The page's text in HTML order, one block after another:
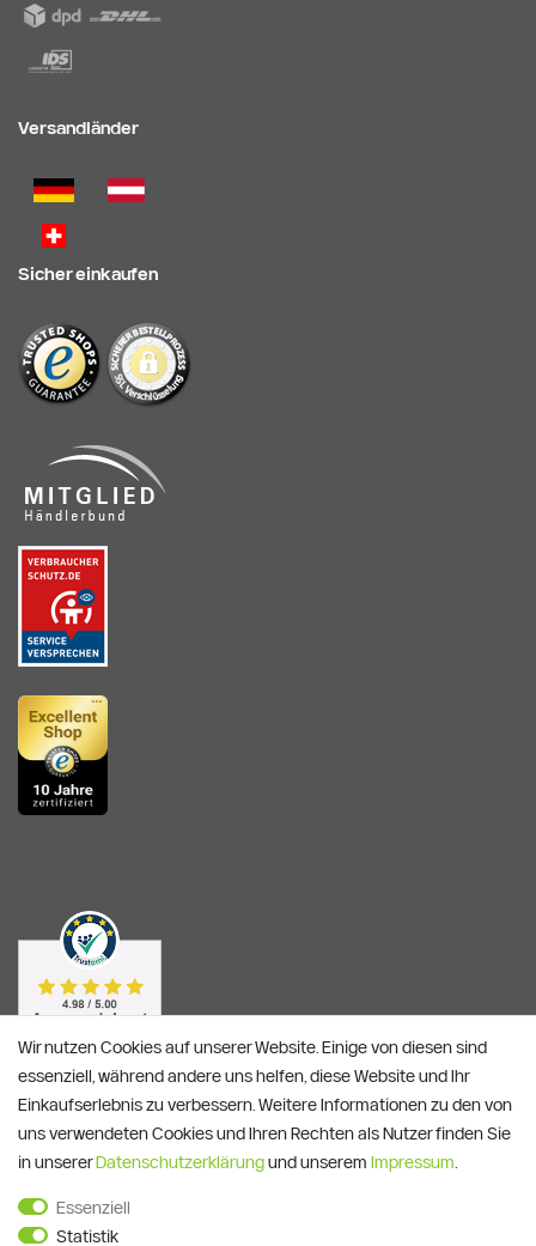
Versandländer
Sicher einkaufen
Alle Preise verstehen sich inkl. ges. MwSt. und zzgl.
Wir nutzen Cookies auf unserer Website. Einige von diesen sind
essenziell, während andere uns helfen, diese Website und Ihr
Einkaufserlebnis zu verbessern. Weitere Informationen zu den von
uns verwendeten Cookies und Ihren Rechten als Nutzer finden Sie
in unsererDaten­schutz­erklärungund unserem Impressum
Essenziell
Statistik